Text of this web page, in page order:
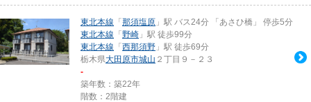
東北本線 「 那須塩原 」駅 バス24分 「あさひ橋」 停歩5分
東北本線 「 野崎 」駅 徒歩99分
東北本線 「 西那須野 」駅 徒歩69分
栃木県大田原市城山 ２丁目９－２３
-
築年数：築22年
階数：2階建